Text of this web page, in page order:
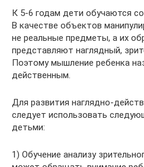
К 5-6 годам дети обучаются
В качестве объектов
не реальные предметы, а их
представляют наглядный,
Поэтому мышление ребенка
действенным.
Для развития наглядно-
следует использовать
детьми:
1) Обучение анализу